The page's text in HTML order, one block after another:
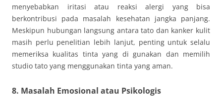
menyebabkan iritasi atau reaksi alergi yang bisa
berkontribusi pada masalah kesehatan jangka panjang.
Meskipun hubungan langsung antara tato dan kanker kulit
masih perlu penelitian lebih lanjut, penting untuk selalu
memeriksa kualitas tinta yang di gunakan dan memilih
studio tato yang menggunakan tinta yang aman.
8. Masalah Emosional atau Psikologis